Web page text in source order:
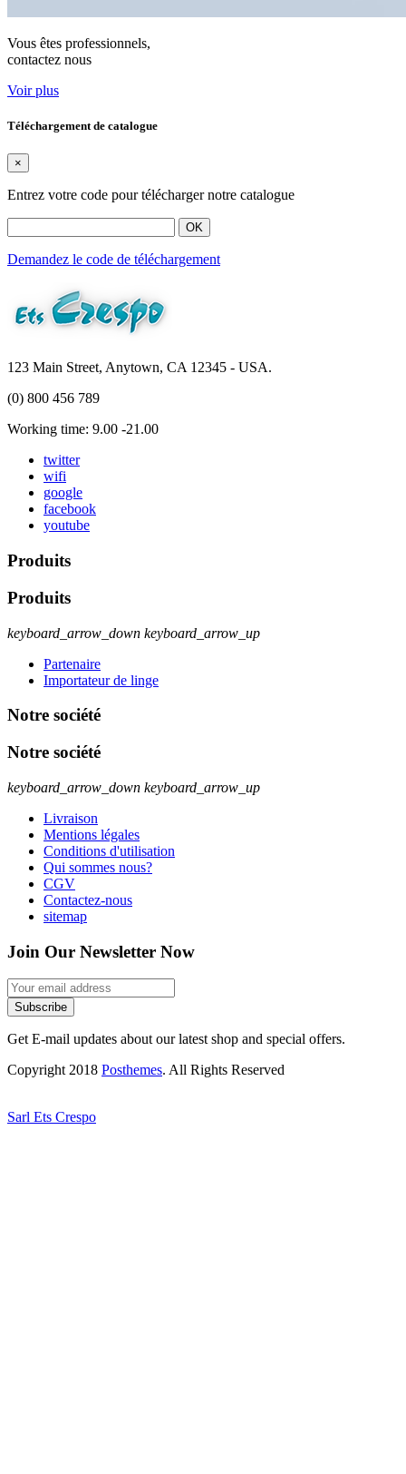
Vous êtes professionnels,
contactez nous
Voir plus
Téléchargement de catalogue
×
Entrez votre code pour télécharger notre catalogue
OK
Demandez le code de téléchargement
123 Main Street, Anytown, CA 12345 - USA.
(0) 800 456 789
Working time: 9.00 -21.00
twitter
wifi
google
facebook
youtube
Produits
Produits
keyboard_arrow_down keyboard_arrow_up
Partenaire
Importateur de linge
Notre société
Notre société
keyboard_arrow_down keyboard_arrow_up
Livraison
Mentions légales
Conditions d'utilisation
Qui sommes nous?
CGV
Contactez-nous
sitemap
Join Our Newsletter Now
Subscribe
Get E-mail updates about our latest shop and special offers.
Copyright 2018 Posthemes. All Rights Reserved
Sarl Ets Crespo